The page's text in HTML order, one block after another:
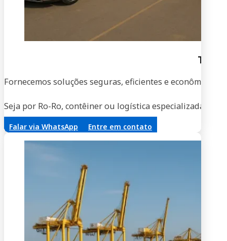
Fornecemos soluções seguras, eficientes e econômicas
Seja por Ro-Ro, contêiner ou logística especializada,
Falar via WhatsApp Entre em contato